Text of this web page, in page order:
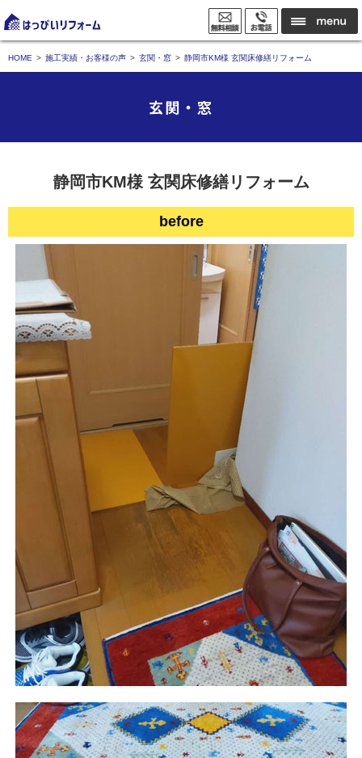
HOME 施工実績・お客様の声 玄関・窓 静岡市KM様 玄関床修繕リフォーム
玄関・窓
静岡市KM様 玄関床修繕リフォーム
before